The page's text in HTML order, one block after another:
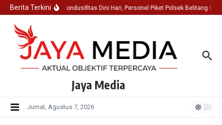
Lewati ke konten
Berita TerkiniJaga Kondusifitas Dini Hari, Personel Piket Polsek Belitang II
Jaya Media
Jumat, Agustus 7, 2026